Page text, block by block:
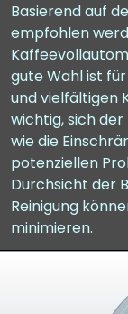
Basierend auf
empfohlen
gute Wahl ist
und vielfältigen
wichtig, sich
wie die
potenziellen
Durchsicht der
Reinigung
minimieren.